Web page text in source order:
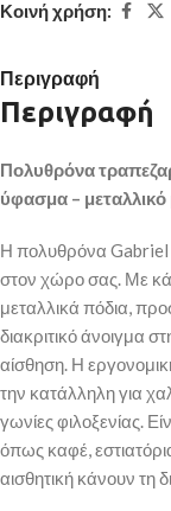
Κοινή χρήση:
Περιγραφή
Περιγραφή
Πολυθρόνα
ύφασμα –
Η πολυθρόνα Gabriel
στον χώρο σας. Με
μεταλλικά πόδια,
διακριτικό άνοιγμα
αίσθηση. Η
την κατάλληλη για
γωνίες φιλοξενίας.
όπως καφέ,
αισθητική κάνουν τη